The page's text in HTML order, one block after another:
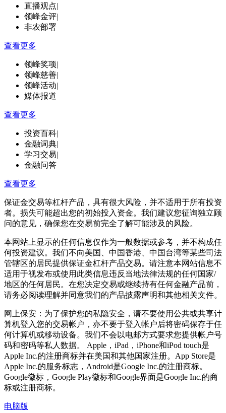
直播观点|
领峰金评|
非农部署
查看更多
领峰奖项|
领峰慈善|
领峰活动|
媒体报道
查看更多
投资百科|
金融词典|
学习交易|
金融问答
查看更多
保证金交易等杠杆产品，具有很大风险，并不适用于所有投资
者。损失可能超出您的初始投入资金。我们建议您征询独立顾
问的意见，确保您在交易前完全了解可能涉及的风险。
本网站上显示的任何信息仅作为一般数据或参考，并不构成任
何投资建议。我们不向美国、中国香港、中国台湾等某些司法
管辖区的居民提供保证金杠杆产品交易。请注意本网站信息不
适用于视发布或使用此类信息违反当地法律法规的任何国家/
地区的任何居民。在您决定交易或继续持有任何金融产品前，
请务必阅读理解并同意我们的产品披露声明和其他相关文件。
网上保安：为了保护您的私隐安全，请不要使用公共或共享计
算机登入您的交易帐户，亦不要于登入帐户后将密码保存于任
何计算机或移动设备。我们不会以电邮方式要求您提供帐户号
码和密码等私人数据。 Apple，iPad，iPhone和iPod touch是
Apple Inc.的注册商标并在美国和其他国家注册。App Store是
Apple Inc.的服务标志，Android是Google Inc.的注册商标。
Google徽标，Google Play徽标和Google界面是Google Inc.的商
标或注册商标。
电脑版